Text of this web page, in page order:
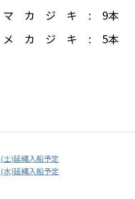
マカジキ
:
9本
メカジキ
: 5本
土)延縄入船予定
水)延縄入船予定